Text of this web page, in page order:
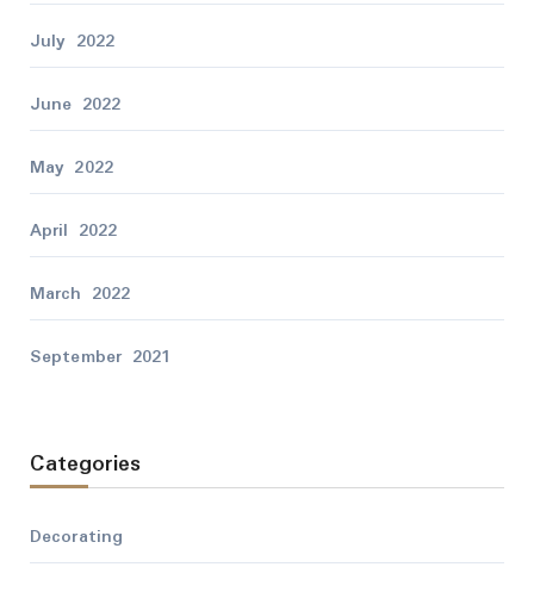
July 2022
June 2022
May 2022
April 2022
March 2022
September 2021
Categories
Decorating